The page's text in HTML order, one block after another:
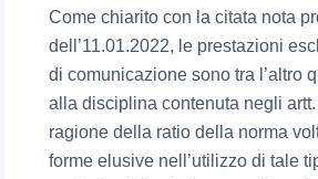
Come chiarito con la citata nota
dell’11.01.2022, le prestazioni
di comunicazione sono tra l’altro
alla disciplina contenuta negli
ragione della ratio della norma
forme elusive nell’utilizzo di tale